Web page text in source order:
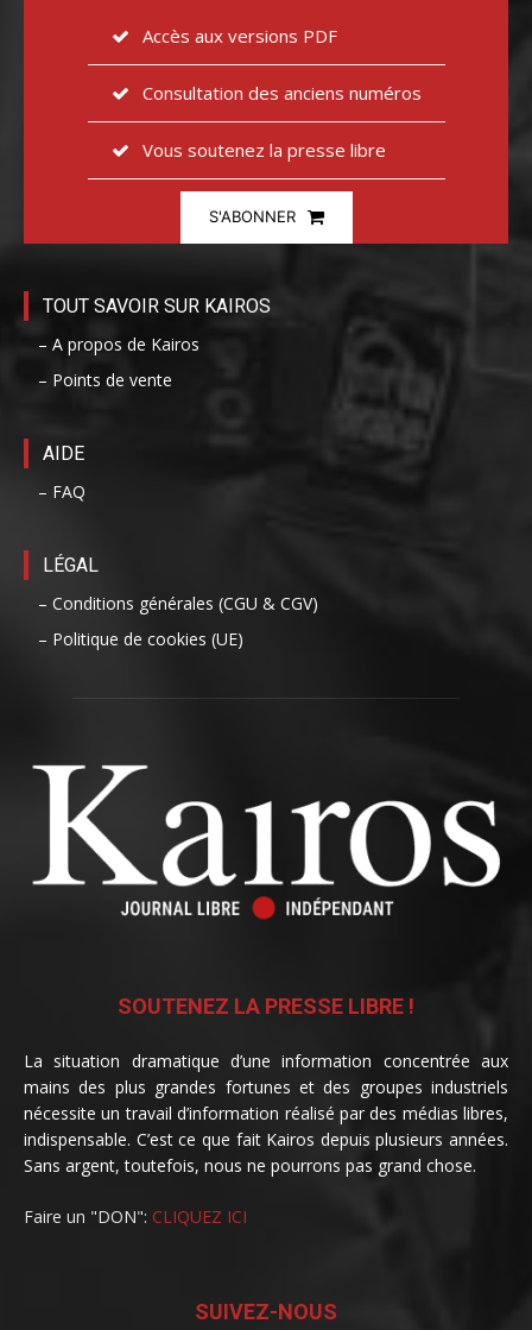
Accès aux versions PDF
Consultation des anciens numéros
Vous soutenez la presse libre
S'ABONNER
TOUT SAVOIR SUR KAIROS
– A propos de Kairos
– Points de vente
AIDE
– FAQ
LÉGAL
– Conditions générales (CGU & CGV)
– Politique de cookies (UE)
SOUTENEZ LA PRESSE LIBRE !
La situation dramatique d’une information concentrée aux
mains des plus grandes fortunes et des groupes industriels
nécessite un travail d’information réalisé par des médias libres,
indispensable. C’est ce que fait Kairos depuis plusieurs années.
Sans argent, toutefois, nous ne pourrons pas grand chose.
Faire un "DON": CLIQUEZ ICI
SUIVEZ-NOUS